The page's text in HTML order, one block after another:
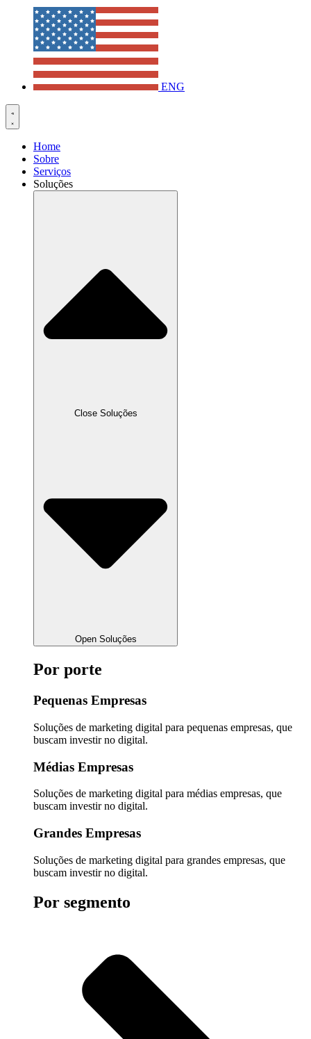
ENG
Home
Sobre
Serviços
Soluções
Close Soluções
Open Soluções
Por porte
Pequenas Empresas
Soluções de marketing digital para pequenas empresas, que
buscam investir no digital.
Médias Empresas
Soluções de marketing digital para médias empresas, que
buscam investir no digital.
Grandes Empresas
Soluções de marketing digital para grandes empresas, que
buscam investir no digital.
Por segmento